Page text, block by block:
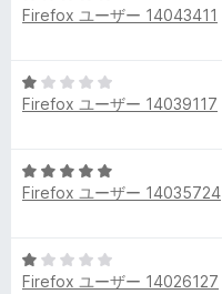
F
の
レ
ビ
段
5
の
Firefox ユーザー 14043411
5
段
1
の
Firefox ユーザー 14039117
5
段
5
の
Firefox ユーザー 14035724
5
段
Firefox ユーザー 14026127